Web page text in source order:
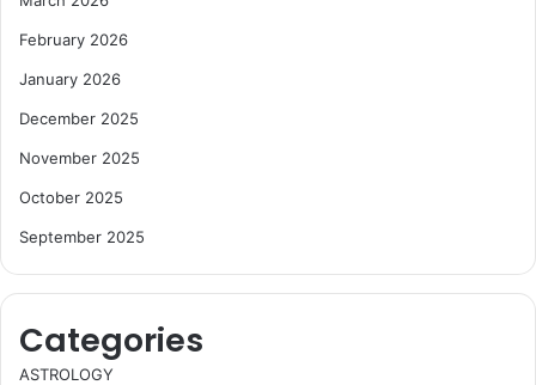
February 2026
January 2026
December 2025
November 2025
October 2025
September 2025
Categories
ASTROLOGY